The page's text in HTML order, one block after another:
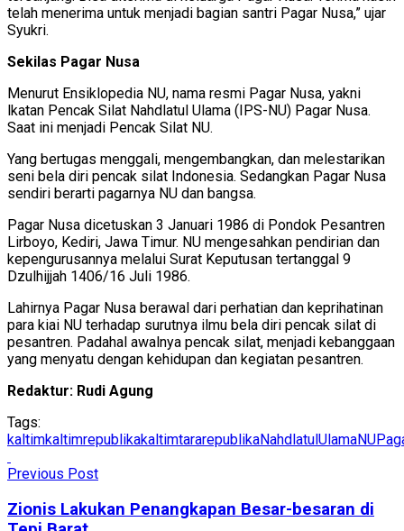
telah menerima untuk menjadi bagian santri Pagar Nusa,” ujar
Syukri.
Sekilas Pagar Nusa
Menurut Ensiklopedia NU, nama resmi Pagar Nusa, yakni
lkatan Pencak Silat Nahdlatul Ulama (IPS-NU) Pagar Nusa.
Saat ini menjadi Pencak Silat NU.
Yang bertugas menggali, mengembangkan, dan melestarikan
seni bela diri pencak silat Indonesia. Sedangkan Pagar Nusa
sendiri berarti pagarnya NU dan bangsa.
Pagar Nusa dicetuskan 3 Januari 1986 di Pondok Pesantren
Lirboyo, Kediri, Jawa Timur. NU mengesahkan pendirian dan
kepengurusannya melalui Surat Keputusan tertanggal 9
Dzulhijjah 1406/16 Juli 1986.
Lahirnya Pagar Nusa berawal dari perhatian dan keprihatinan
para kiai NU terhadap surutnya ilmu bela diri pencak silat di
pesantren. Padahal awalnya pencak silat, menjadi kebanggaan
yang menyatu dengan kehidupan dan kegiatan pesantren.
Redaktur: Rudi Agung
Tags:
kaltimkaltimrepublikakaltimtararepublikaNahdlatulUlamaNU
Previous Post
Zionis Lakukan Penangkapan Besar-besaran di